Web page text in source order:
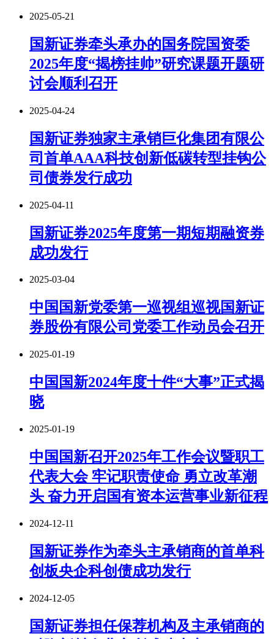
2025-05-21
国新证券牵头承办的国务院国资委
2025年度“揭榜挂帅”研究课题开题研
讨会顺利召开
2025-04-24
国新证券独家主承销巨化集团有限公
司首单AAA科技创新低碳转型挂钩公
司债券发行成功
2025-04-11
国新证券2025年度第一期短期融资券
成功发行
2025-03-04
中国国新党委第一巡视组巡视国新证
券股份有限公司党委工作动员会召开
2025-01-19
中国国新2024年度十件“大事”正式揭
晓
2025-01-19
中国国新召开2025年工作会议暨职工
代表大会 牢记职责使命 勇立改革潮
头 奋力开启国有资本运营事业新征程
2024-12-11
国新证券作为牵头主承销商的首单科
创板央企科创债成功发行
2024-12-05
国新证券担任保荐机构及主承销商的